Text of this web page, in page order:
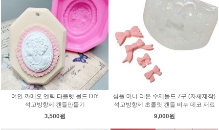
여인 까메오 엔틱 타블렛 몰드 DIY
석고방향제 캔들만들기
3,500원
심플 미니 리본 수제몰드 7구 (자체제작)
석고방향제 초콜릿 캔들 비누 데코 재료
9,000원